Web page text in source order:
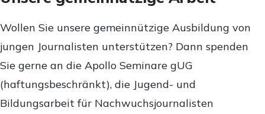
Wollen Sie unsere gemeinnützige Ausbildung von
jungen Journalisten unterstützen? Dann spenden
Sie gerne an die Apollo Seminare gUG
(haftungsbeschränkt), die Jugend- und
Bildungsarbeit für Nachwuchsjournalisten